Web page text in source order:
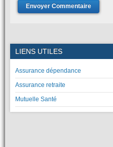
LIENS UTILES
Assurance dépendance
Assurance retraite
Mutuelle Santé